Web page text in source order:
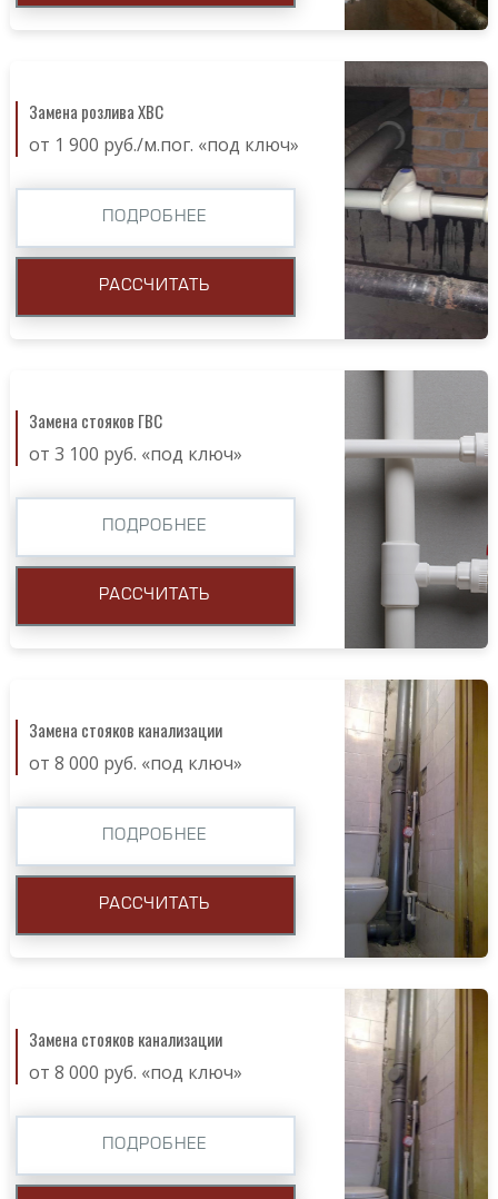
Замена розлива ХВС
от 1 900 руб./м.пог. «под ключ»
ПОДРОБНЕЕ
РАССЧИТАТЬ
Замена стояков ГВС
от 3 100 руб. «под ключ»
ПОДРОБНЕЕ
РАССЧИТАТЬ
Замена стояков канализации
от 8 000 руб. «под ключ»
ПОДРОБНЕЕ
РАССЧИТАТЬ
Замена стояков канализации
от 8 000 руб. «под ключ»
ПОДРОБНЕЕ